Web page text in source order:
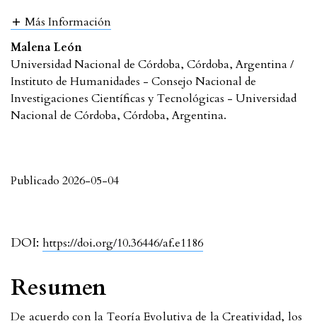
Más Información
Malena León
Universidad Nacional de Córdoba, Córdoba, Argentina /
Instituto de Humanidades - Consejo Nacional de
Investigaciones Científicas y Tecnológicas - Universidad
Nacional de Córdoba, Córdoba, Argentina.
DOI: https://doi.org/10.36446/af.e1186
Publicado 2026-05-04
Resumen
De acuerdo con la Teoría Evolutiva de la Creatividad, los